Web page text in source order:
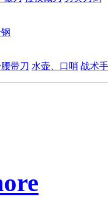
带刀 水壶、口哨 战术